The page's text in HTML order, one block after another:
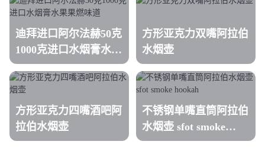
迪拜进口阿尔法赫50克
1000克进口水烟膏水果
果燃味道
方形亚克力双嘴阿拉伯
水烟壶
方形亚克力四嘴酒吧阿
拉伯水烟壶
不锈钢单嘴直筒阿拉伯
水烟壶 sfot smoke
hookah